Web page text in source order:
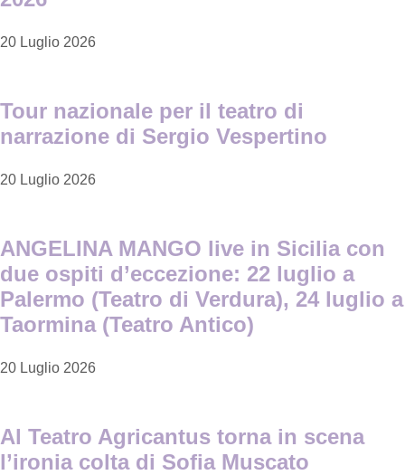
20 Luglio 2026
Tour nazionale per il teatro di
narrazione di Sergio Vespertino
20 Luglio 2026
ANGELINA MANGO live in Sicilia con
due ospiti d’eccezione: 22 luglio a
Palermo (Teatro di Verdura), 24 luglio a
Taormina (Teatro Antico)
20 Luglio 2026
Al Teatro Agricantus torna in scena
l’ironia colta di Sofia Muscato